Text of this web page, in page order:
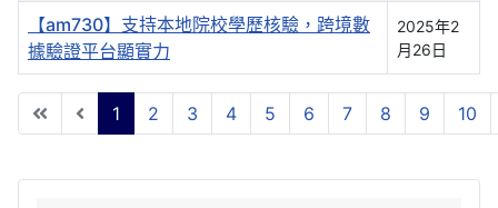
【am730】支持本地院校學歷核驗，跨境數
據驗證平台顯實力
2025年2
月26日
第 1 頁，共 10 頁
1 2 3 4 5 6 7 8 9 10